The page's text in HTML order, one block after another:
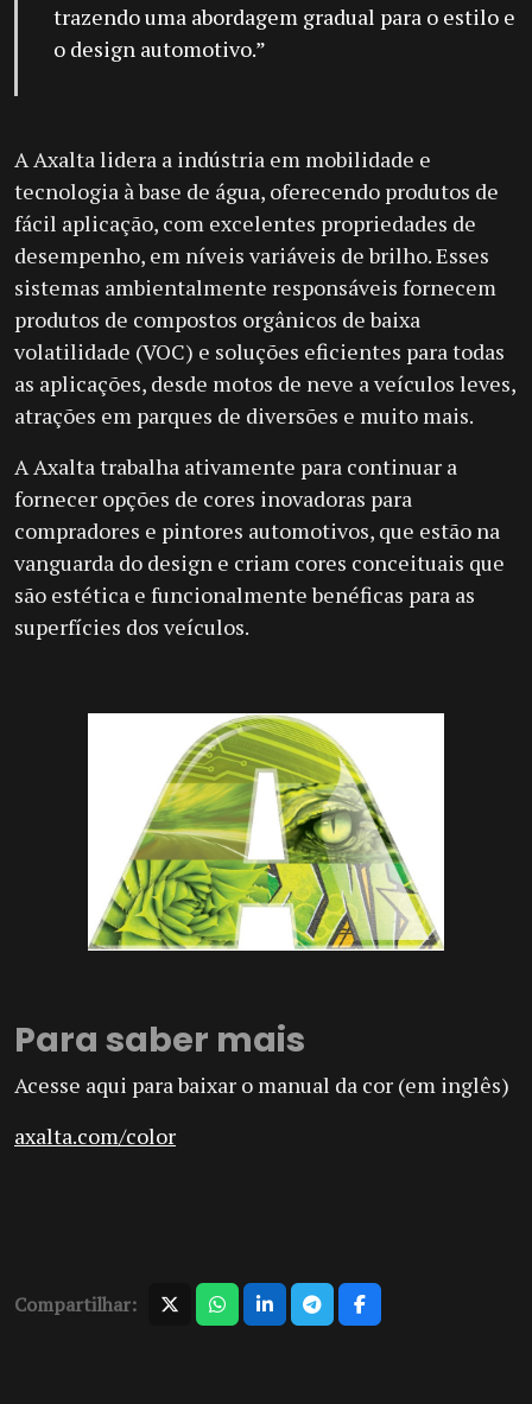
trazendo uma abordagem gradual para o estilo e
o design automotivo.”
A Axalta lidera a indústria em mobilidade e
tecnologia à base de água, oferecendo produtos de
fácil aplicação, com excelentes propriedades de
desempenho, em níveis variáveis de brilho. Esses
sistemas ambientalmente responsáveis fornecem
produtos de compostos orgânicos de baixa
volatilidade (VOC) e soluções eficientes para todas
as aplicações, desde motos de neve a veículos leves,
atrações em parques de diversões e muito mais.
A Axalta trabalha ativamente para continuar a
fornecer opções de cores inovadoras para
compradores e pintores automotivos, que estão na
vanguarda do design e criam cores conceituais que
são estética e funcionalmente benéficas para as
superfícies dos veículos.
Para saber mais
Acesse aqui para baixar o manual da cor (em inglês)
axalta.com/color
Compartilhar: